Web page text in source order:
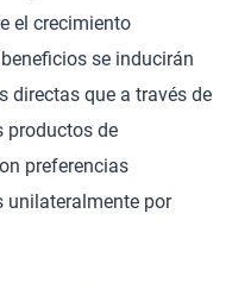
el crecimiento
se inducirán
directas que a través de
productos de
preferencias
unilateralmente por